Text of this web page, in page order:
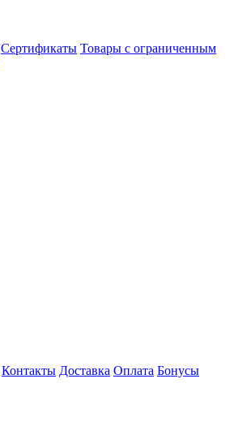
Сертификаты Товары с ограниченным
Контакты Доставка Оплата Бонусы